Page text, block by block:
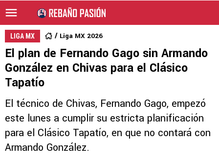
LIGA MX Liga MX 2026
El plan de Fernando Gago sin Armando
González en Chivas para el Clásico
Tapatío
El técnico de Chivas, Fernando Gago, empezó
este lunes a cumplir su estricta planificación
para el Clásico Tapatío, en que no contará con
Armando González.